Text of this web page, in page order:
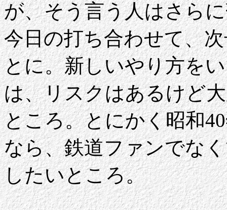
が、そう言う人はさら
今日の打ち合わせて、
とに。新しいやり方を
は、リスクはあるけど
ところ。とにかく昭和
なら、鉄道ファンでな
したいところ。